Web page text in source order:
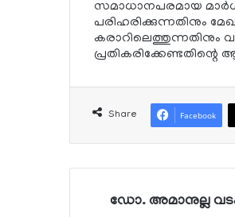
സമാധാനപരമായ
പരിഹരിക്കുന്നതിനും
കരാറിലെത്തുന്നതിനും
പ്രതികരിക്കേണ്ടതിന്റെ
Share Facebook
ഡോ. അമാനുല്ല